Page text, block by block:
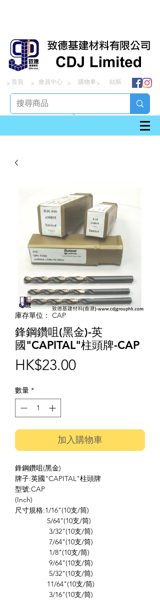
> > > >
首頁 會員中心 購物車 結賬
庫存單位： CAP
鋒鋼鑽咀(黑金)-英
國"CAPITAL"柱頭牌-CAP
HK$23.00價
數量 *
加入購物車
鋒鋼鑽咀(黑金)
牌子:英國"CAPITAL"柱頭牌
型號:CAP
(Inch)
尺寸規格:1/16"(10支/筒)
5/64"(10支/筒)
3/32"(10支/筒)
7/64"(10支/筒)
1/8"(10支/筒)
9/64"(10支/筒)
5/32"(10支/筒)
11/64"(10支/筒)
3/16"(10支/筒)